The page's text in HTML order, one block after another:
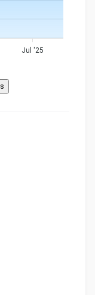
Jul '25